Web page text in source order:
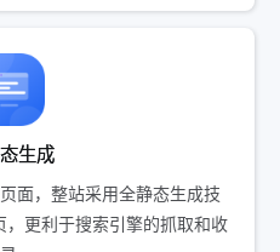
生成
面，整站采用全静态生成技
更利于搜索引擎的抓取和收